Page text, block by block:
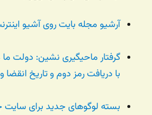
آرشیو مجله بایت روی آشیو اینترنت -
گرفتار ماحیگیری نشین: دولت
با دریافت رمز دوم و تاریخ انقضا و …